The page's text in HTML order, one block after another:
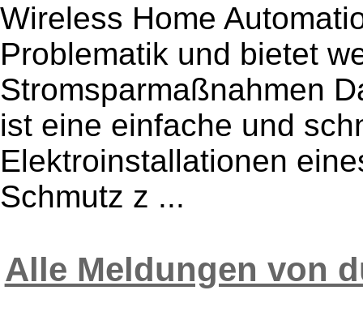
Wireless Home
Problematik und bietet
Stromsparmaßnahmen
ist eine einfache und
Elektroinstallationen
Schmutz z ...
Alle Meldungen von